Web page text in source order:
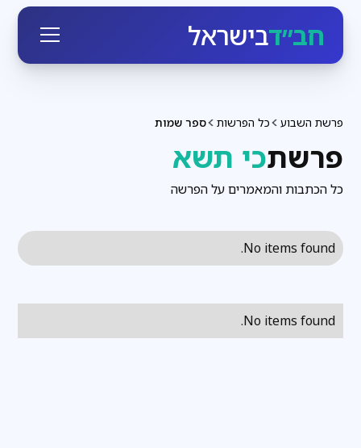
חב״דבישראל
פרשת השבוע כל הפרשות ספר שמות
פרשתכי תשא
כל הכתבות והמאמרים על הפרשה
No items found.
No items found.